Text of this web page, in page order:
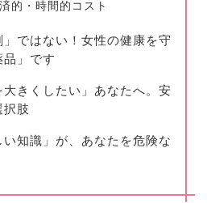
的・時間的コスト
」ではない！女性の健康を守
品」です
大きくしたい」あなたへ。安
択肢
い知識」が、あなたを危険な